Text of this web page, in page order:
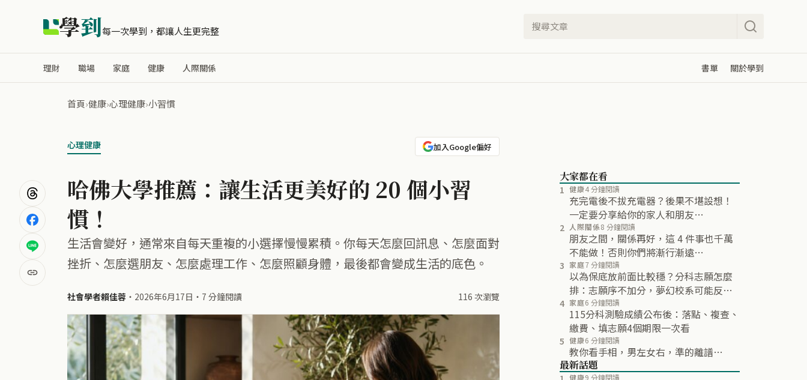
學到每一次學到，都讓人生更完整
理財 職場 家庭 健康 人際關係 書單 關於學到
首頁›健康›心理健康›小習慣
心理健康 加入Google偏好
哈佛大學推薦：讓生活更美好的 20 個小習
慣！
生活會變好，通常來自每天重複的小選擇慢慢累積。你每天怎麼回訊息、怎麼面對
挫折、怎麼選朋友、怎麼處理工作、怎麼照顧身體，最後都會變成生活的底色。
社會學者賴佳蓉 ・ 2026年6月17日 ・ 7 分鐘閱讀 116 次瀏覽
大家都在看
1 健康4 分鐘閱讀
充完電後不拔充電器？後果不堪設想！
一定要分享給你的家人和朋友…
2 人際關係8 分鐘閱讀
朋友之間，關係再好，這 4 件事也千萬
不能做！否則你們將漸行漸遠…
3 家庭7 分鐘閱讀
以為保底放前面比較穩？分科志願怎麼
排：志願序不加分，夢幻校系可能反而
不再分發
4 家庭6 分鐘閱讀
115分科測驗成績公布後：落點、複查、
繳費、填志願4個期限一次看
5 健康6 分鐘閱讀
教你看手相，男左女右，準的離譜…
最新話題
健康9 分鐘閱讀